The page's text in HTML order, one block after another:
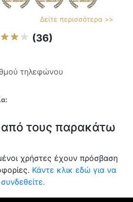
Δείτε περισσότερα >>
(36)
τηλεφώνου
από τους παρακάτω
χρήστες έχουν πρόσβαση
Κάντε κλικ εδώ για να
συνδεθείτε.